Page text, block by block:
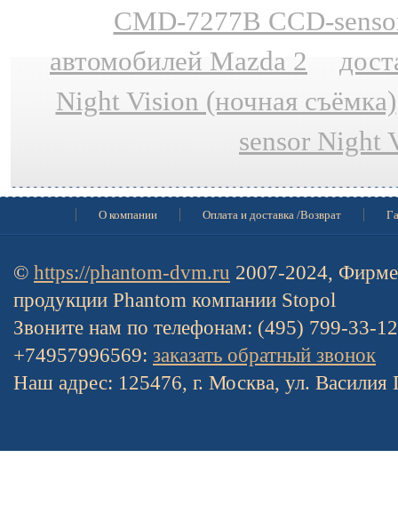
CMD-7277B CCD-
автомобилей Mazda 2
Night Vision (ночная съёмка)
sensor Night
О компании Оплата и доставка /Возврат
© https://phantom-dvm.ru 2007-2024,
продукции Phantom компании Stopol
Звоните нам по телефонам: (495) 799-33-
+74957996569: заказать обратный звонок
Наш адрес: 125476, г. Москва, ул. Василия